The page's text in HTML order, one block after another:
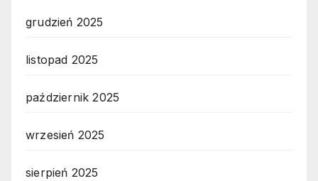
grudzień 2025
listopad 2025
październik 2025
wrzesień 2025
sierpień 2025